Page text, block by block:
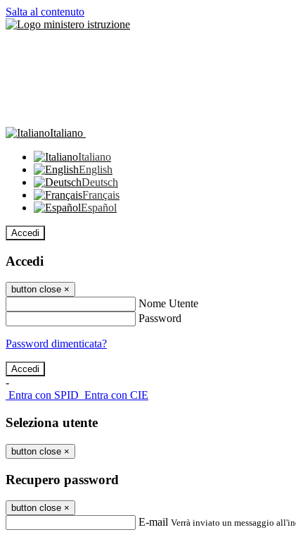
Salta al contenuto
Italiano
Italiano
English
Deutsch
Français
Español
Accedi
Accedi
button close ×
Nome Utente
Password
Password dimenticata?
-
Entra con SPID Entra con CIE
Seleziona utente
button close ×
Recupero password
button close ×
E-mail Verrà inviato un messaggio